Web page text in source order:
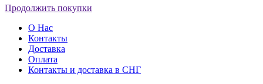
Продолжить покупки
О Нас
Контакты
Доставка
Оплата
Контакты и доставка в СНГ